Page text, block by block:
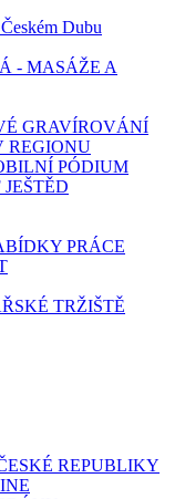
Dubu
- MASÁŽE A
GRAVÍROVÁNÍ
REGIONU
PÓDIUM
PRÁCE
TRŽIŠTĚ
REPUBLIKY